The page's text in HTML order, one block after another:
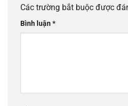
Các trường bắt buộc được
Bình luận*